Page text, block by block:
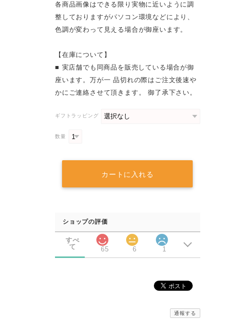
各商品画像はできる限り実物に近いように調
整しておりますがパソコン環境などにより、
色調が変わって見える場合が御座います。
【在庫について】
■ 実店舗でも同商品を販売している場合が御
座います。万が一 品切れの際はご注文後速や
かにご連絡させて頂きます。 御了承下さい。
ギフトラッピング
数量
カートに入れる
ショップの評価
すべ
て
65 6 1
通報する